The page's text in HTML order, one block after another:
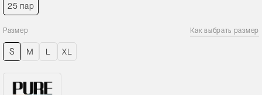
25 пар
Размер Как выбрать размер
S M L XL